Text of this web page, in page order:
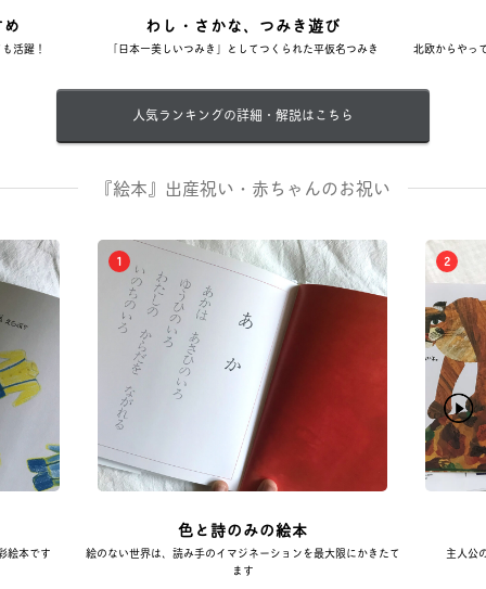
活躍！
わし・さかな、つみき遊び
「日本一美しいつみき」としてつくられた平仮名つみき 北欧からやっ
人気ランキングの詳細・解説はこちら
『絵本』出産祝い・赤ちゃんのお祝い
絵本です
1
色と詩のみの絵本
絵のない世界は、読み手のイマジネーションを最大限にかきたて
ます
2
主人公